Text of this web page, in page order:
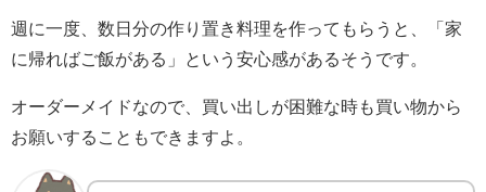
週に一度、数日分の作り置き料理を作ってもらうと、「家
に帰ればご飯がある」という安心感があるそうです。
オーダーメイドなので、買い出しが困難な時も買い物から
お願いすることもできますよ。